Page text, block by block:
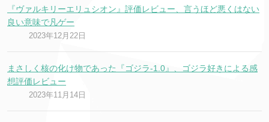
『ヴァルキリーエリュシオン』評価レビュー、言うほど悪くはない
良い意味で凡ゲー
2023年12月22日
まさしく核の化け物であった『ゴジラ-1.0』、ゴジラ好きによる感
想評価レビュー
2023年11月14日